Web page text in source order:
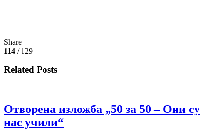
Share
114 / 129
Related Posts
Отворена изложба „50 за 50 – Они су
нас учили“